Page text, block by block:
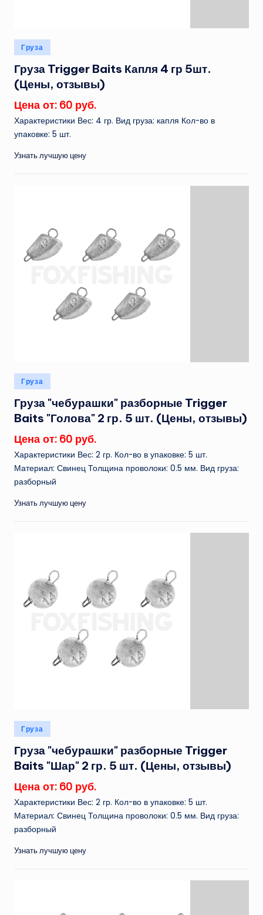
Опубликовано
в
Груза
Груза Trigger Baits Капля 4 гр 5шт.
(Цены, отзывы)
Цена от: 60 руб.
Характеристики Вес: 4 гр. Вид груза: капля Кол-во в
упаковке: 5 шт.
Узнать лучшую цену
Опубликовано
в
Груза
Груза "чебурашки" разборные Trigger
Baits "Голова" 2 гр. 5 шт. (Цены, отзывы)
Цена от: 60 руб.
Характеристики Вес: 2 гр. Кол-во в упаковке: 5 шт.
Материал: Свинец Толщина проволоки: 0.5 мм. Вид груза:
разборный
Узнать лучшую цену
Опубликовано
в
Груза
Груза "чебурашки" разборные Trigger
Baits "Шар" 2 гр. 5 шт. (Цены, отзывы)
Цена от: 60 руб.
Характеристики Вес: 2 гр. Кол-во в упаковке: 5 шт.
Материал: Свинец Толщина проволоки: 0.5 мм. Вид груза:
разборный
Узнать лучшую цену